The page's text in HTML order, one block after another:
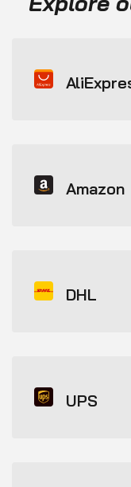
Amazon
DHL
UPS